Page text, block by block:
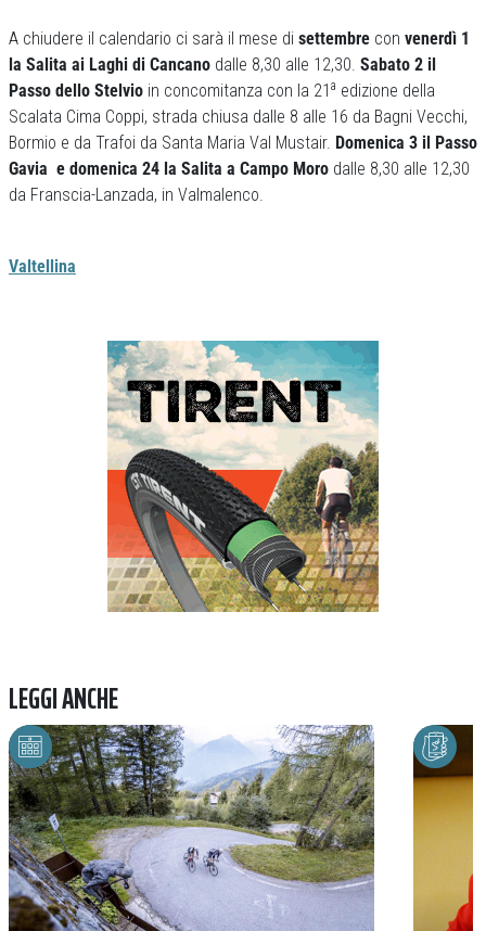
A chiudere il calendario ci sarà il mese di settembre con venerdì 1
la Salita ai Laghi di Cancano dalle 8,30 alle 12,30. Sabato 2 il
Passo dello Stelvio in concomitanza con la 21 a edizione della
Scalata Cima Coppi, strada chiusa dalle 8 alle 16 da Bagni Vecchi,
Bormio e da Trafoi da Santa Maria Val Mustair. Domenica 3 il Passo
Gavia e domenica 24 la Salita a Campo Moro dalle 8,30 alle 12,30
da Franscia-Lanzada, in Valmalenco.
Valtellina
Previous
LEGGI ANCHE